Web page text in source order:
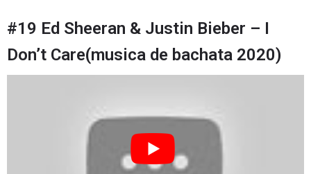
#19 Ed Sheeran & Justin Bieber – I
Don’t Care(musica de bachata 2020)